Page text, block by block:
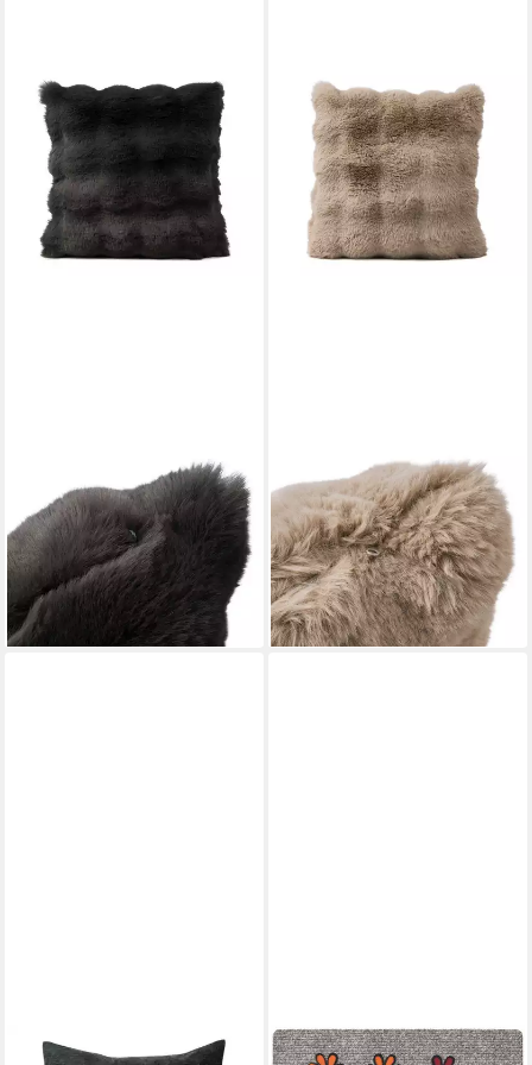
Zierkissen GÖZZE Kissen
BUBBLES anthrazit BHT
40x8x40 cm grau Dekokissen
11,90 €
lieferbar - in 4-5 Werktagen bei dir
Zierkissen GÖZZE Kissen
BUBBLES taupe BHT
40x8x40 cm braun
Dekokissen
11,90 €
lieferbar - in 4-5 Werktagen bei dir
BETZ